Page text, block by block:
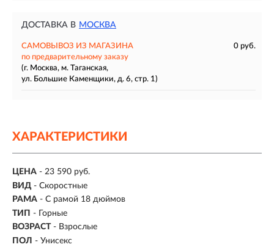
ДОСТАВКА В МОСКВА
САМОВЫВОЗ ИЗ МАГАЗИНА
0 руб.
по предварительному заказу
(г. Москва, м. Таганская,
ул. Большие Каменщики, д. 6, стр. 1)
ХАРАКТЕРИСТИКИ
ЦЕНА - 23 590 руб.
ВИД - Скоростные
РАМА - С рамой 18 дюймов
ТИП - Горные
ВОЗРАСТ - Взрослые
ПОЛ - Унисекс